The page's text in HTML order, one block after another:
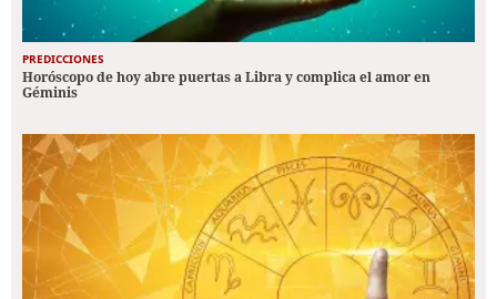
PREDICCIONES
Horóscopo de hoy abre puertas a Libra y complica el amor en
Géminis